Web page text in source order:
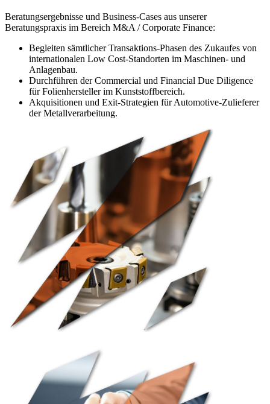
Beratungsergebnisse und Business-Cases aus unserer
Beratungspraxis im Bereich M&A / Corporate Finance:
Begleiten sämtlicher Transaktions-Phasen des Zukaufes von
internationalen Low Cost-Standorten im Maschinen- und
Anlagenbau.
Durchführen der Commercial und Financial Due Diligence
für Folienhersteller im Kunststoffbereich.
Akquisitionen und Exit-Strategien für Automotive-Zulieferer
der Metallverarbeitung.